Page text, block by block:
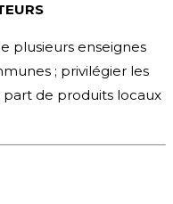
plusieurs enseignes
; privilégier les
de produits locaux